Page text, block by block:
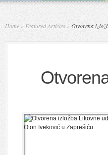
Home » Featured Articles »Otvorena